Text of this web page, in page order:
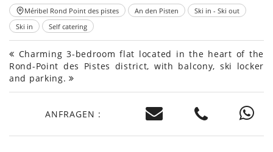
Méribel Rond Point des pistes An den Pisten
Ski in - Ski out
Ski in
Self catering
Charming 3-bedroom flat located in the heart of the
Rond-Point des Pistes district, with balcony, ski locker
and parking.
ANFRAGEN :